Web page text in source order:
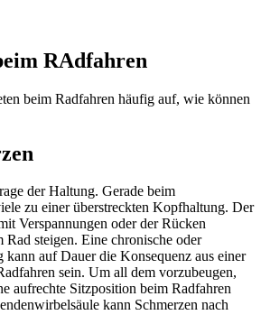
RAdfahren
beim Radfahren häufig auf, wie können
der Haltung. Gerade beim
zu einer überstreckten Kopfhaltung. Der
Verspannungen oder der Rücken
Rad steigen. Eine chronische oder
kann auf Dauer die Konsequenz aus einer
sein. Um all dem vorzubeugen,
aufrechte Sitzposition beim Radfahren
kann Schmerzen nach